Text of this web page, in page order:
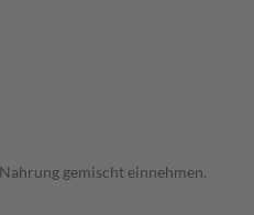
gemischt einnehmen.